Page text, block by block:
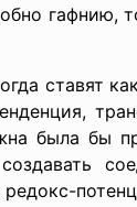
гафнию,
ставят
была бы